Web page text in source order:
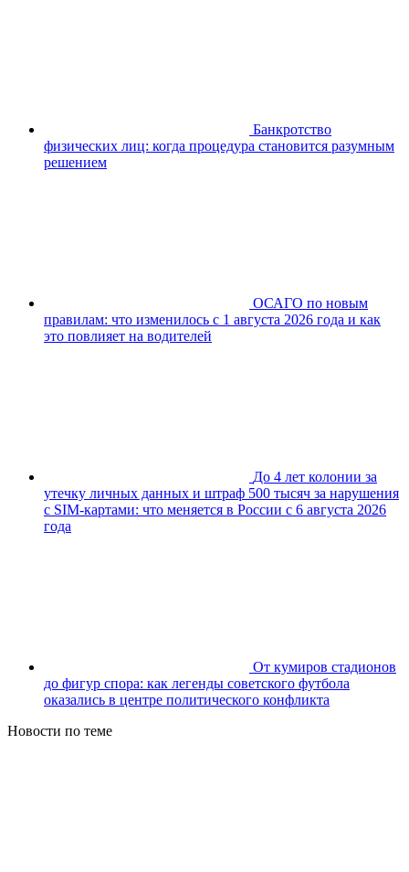
Банкротство
физических лиц: когда процедура становится разумным
решением
ОСАГО по новым
правилам: что изменилось с 1 августа 2026 года и как
это повлияет на водителей
До 4 лет колонии за
утечку личных данных и штраф 500 тысяч за нарушения
с SIM-картами: что меняется в России с 6 августа 2026
года
От кумиров стадионов
до фигур спора: как легенды советского футбола
оказались в центре политического конфликта
Новости по теме